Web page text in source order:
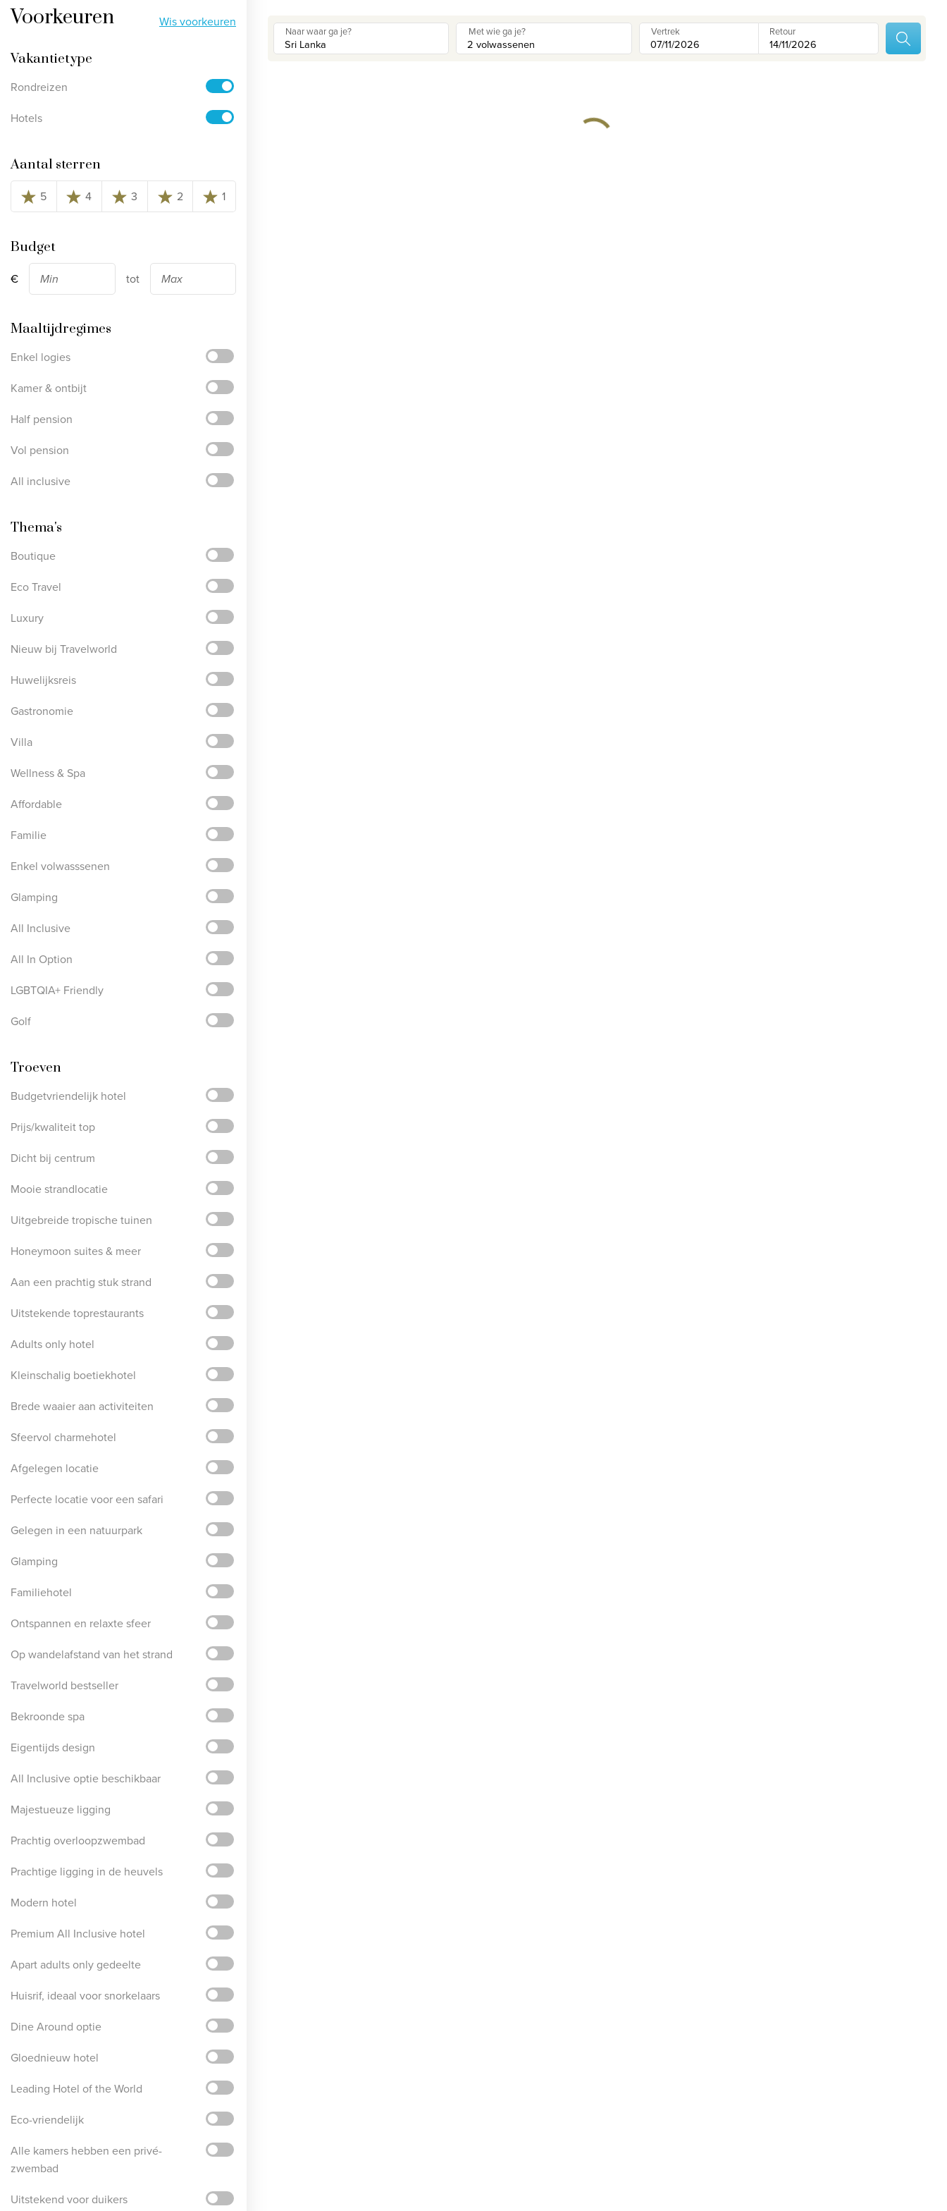
Bekijk alle rondreizen
Ontdek onze thema's
Huwelijksreis
Adults only
Bekijk alle thema's
Onze reiskantoren
Voorkeuren Wis voorkeuren
Vakantietype
Rondreizen
Hotels
Aantal sterren
5
4 3 2 1
Budget
€
tot
Maaltijdregimes
Enkel logies
Kamer & ontbijt
Half pension
Vol pension
All inclusive
Thema's
Boutique
Eco Travel
Luxury
Nieuw bij Travelworld
Huwelijksreis
Gastronomie
Villa
Wellness & Spa
Affordable
Familie
Enkel volwasssenen
Glamping
All Inclusive
All In Option
LGBTQIA+ Friendly
Golf
Troeven
Budgetvriendelijk hotel
Prijs/kwaliteit top
Dicht bij centrum
Mooie strandlocatie
Uitgebreide tropische tuinen
Honeymoon suites & meer
Aan een prachtig stuk strand
Uitstekende toprestaurants
Adults only hotel
Kleinschalig boetiekhotel
Brede waaier aan activiteiten
Sfeervol charmehotel
Afgelegen locatie
Perfecte locatie voor een safari
Gelegen in een natuurpark
Glamping
Familiehotel
Ontspannen en relaxte sfeer
Op wandelafstand van het strand
Travelworld bestseller
Bekroonde spa
Eigentijds design
All Inclusive optie beschikbaar
Majestueuze ligging
Prachtig overloopzwembad
Prachtige ligging in de heuvels
Modern hotel
Premium All Inclusive hotel
Apart adults only gedeelte
Huisrif, ideaal voor snorkelaars
Dine Around optie
Gloednieuw hotel
Leading Hotel of the World
Eco-vriendelijk
Alle kamers hebben een privé-
zwembad
Uitstekend voor duikers
Naar waar ga je? Met wie ga je? Vertrek Retour